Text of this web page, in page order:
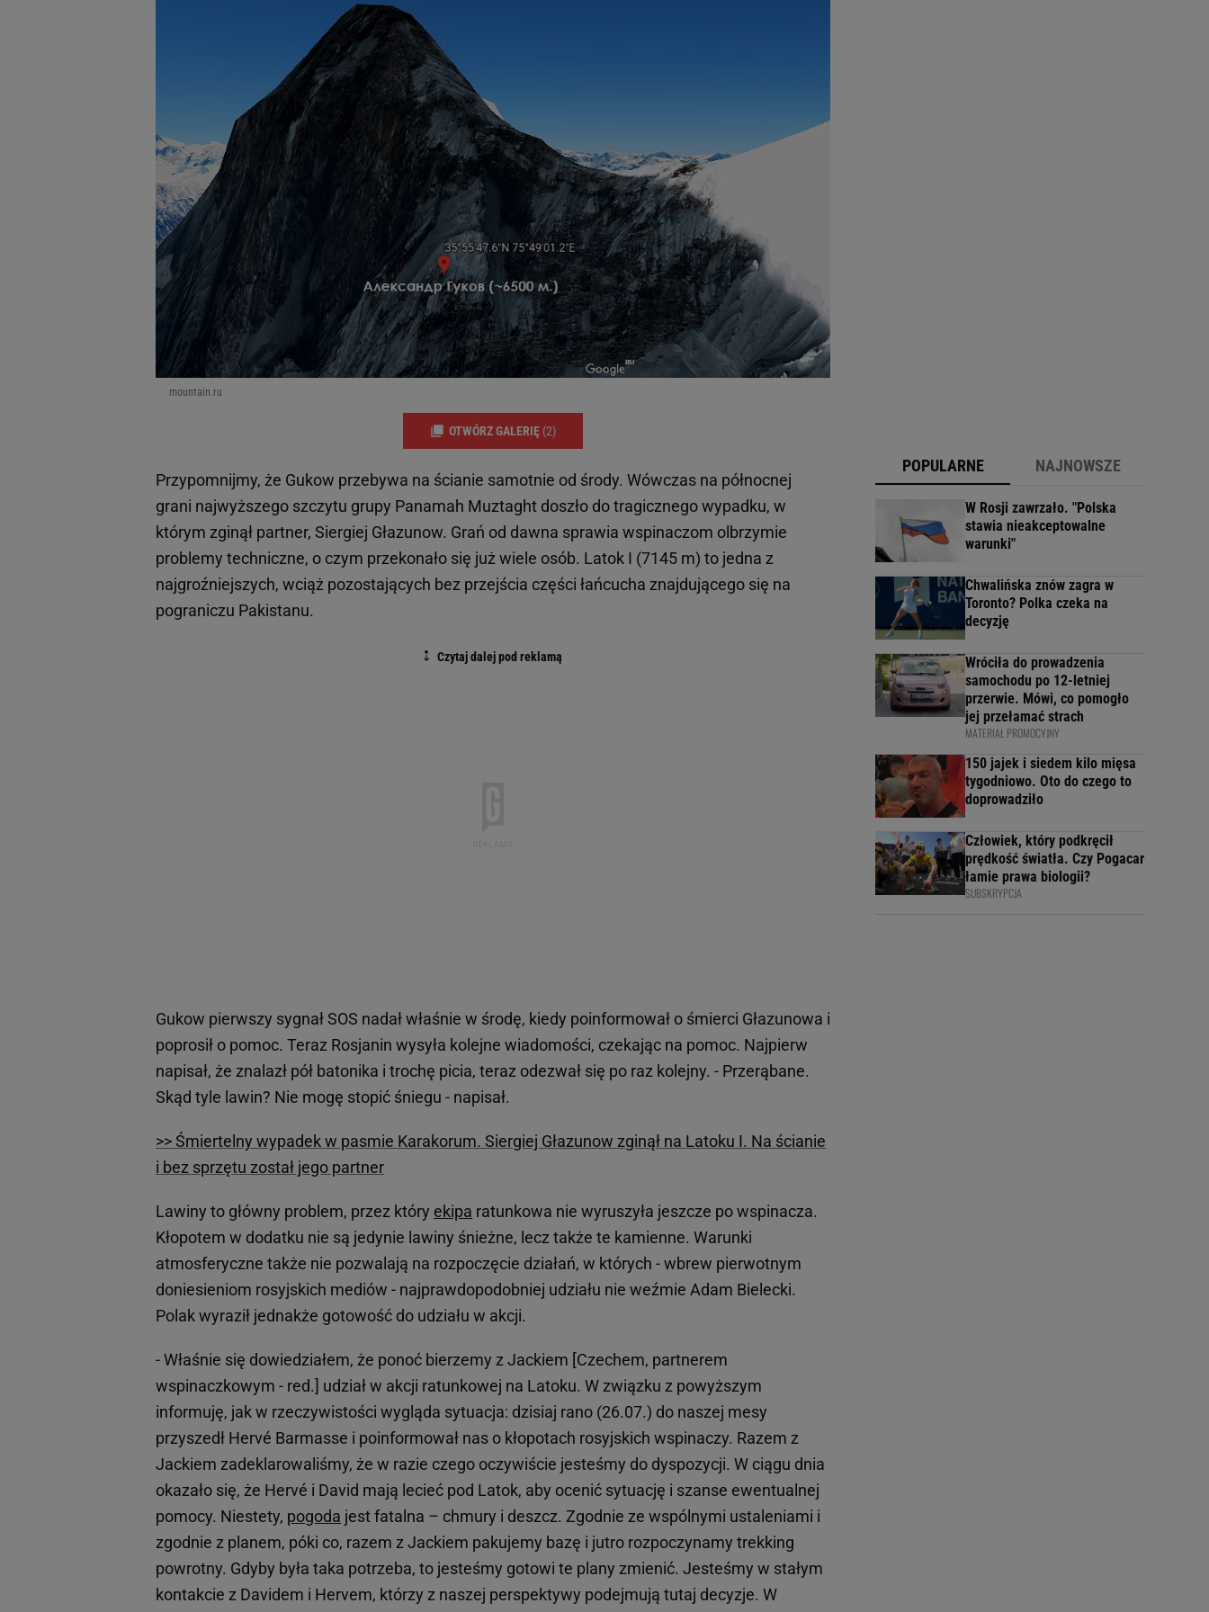
mountain.ru
OTWÓRZ GALERIĘ (2)
Przypomnijmy, że Gukow przebywa na ścianie samotnie od środy. Wówczas na północnej
grani najwyższego szczytu grupy Panamah Muztaght doszło do tragicznego wypadku, w
którym zginął partner, Siergiej Głazunow. Grań od dawna sprawia wspinaczom olbrzymie
problemy techniczne, o czym przekonało się już wiele osób. Latok I (7145 m) to jedna z
najgroźniejszych, wciąż pozostających bez przejścia części łańcucha znajdującego się na
pograniczu Pakistanu.
Gukow pierwszy sygnał SOS nadał właśnie w środę, kiedy poinformował o śmierci Głazunowa i
poprosił o pomoc. Teraz Rosjanin wysyła kolejne wiadomości, czekając na pomoc. Najpierw
napisał, że znalazł pół batonika i trochę picia, teraz odezwał się po raz kolejny. - Przerąbane.
Skąd tyle lawin? Nie mogę stopić śniegu - napisał.
>> Śmiertelny wypadek w pasmie Karakorum. Siergiej Głazunow zginął na Latoku I. Na ścianie
i bez sprzętu został jego partner
Lawiny to główny problem, przez który ekipa ratunkowa nie wyruszyła jeszcze po wspinacza.
Kłopotem w dodatku nie są jedynie lawiny śnieżne, lecz także te kamienne. Warunki
atmosferyczne także nie pozwalają na rozpoczęcie działań, w których - wbrew pierwotnym
doniesieniom rosyjskich mediów - najprawdopodobniej udziału nie weźmie Adam Bielecki.
Polak wyraził jednakże gotowość do udziału w akcji.
- Właśnie się dowiedziałem, że ponoć bierzemy z Jackiem [Czechem, partnerem
wspinaczkowym - red.] udział w akcji ratunkowej na Latoku. W związku z powyższym
informuję, jak w rzeczywistości wygląda sytuacja: dzisiaj rano (26.07.) do naszej mesy
przyszedł Hervé Barmasse i poinformował nas o kłopotach rosyjskich wspinaczy. Razem z
Jackiem zadeklarowaliśmy, że w razie czego oczywiście jesteśmy do dyspozycji. W ciągu dnia
okazało się, że Hervé i David mają lecieć pod Latok, aby ocenić sytuację i szanse ewentualnej
pomocy. Niestety, pogoda jest fatalna – chmury i deszcz. Zgodnie ze wspólnymi ustaleniami i
zgodnie z planem, póki co, razem z Jackiem pakujemy bazę i jutro rozpoczynamy trekking
powrotny. Gdyby była taka potrzeba, to jesteśmy gotowi te plany zmienić. Jesteśmy w stałym
kontakcie z Davidem i Hervem, którzy z naszej perspektywy podejmują tutaj decyzje. W
POPULARNE NAJNOWSZE
W Rosji zawrzało. "Polska
stawia nieakceptowalne
warunki"
Chwalińska znów zagra w
Toronto? Polka czeka na
decyzję
Wróciła do prowadzenia
samochodu po 12-letniej
przerwie. Mówi, co pomogło
jej przełamać strach
MATERIAŁ PROMOCYJNY
150 jajek i siedem kilo mięsa
tygodniowo. Oto do czego to
doprowadziło
Człowiek, który podkręcił
prędkość światła. Czy Pogacar
łamie prawa biologii?
SUBSKRYPCJA